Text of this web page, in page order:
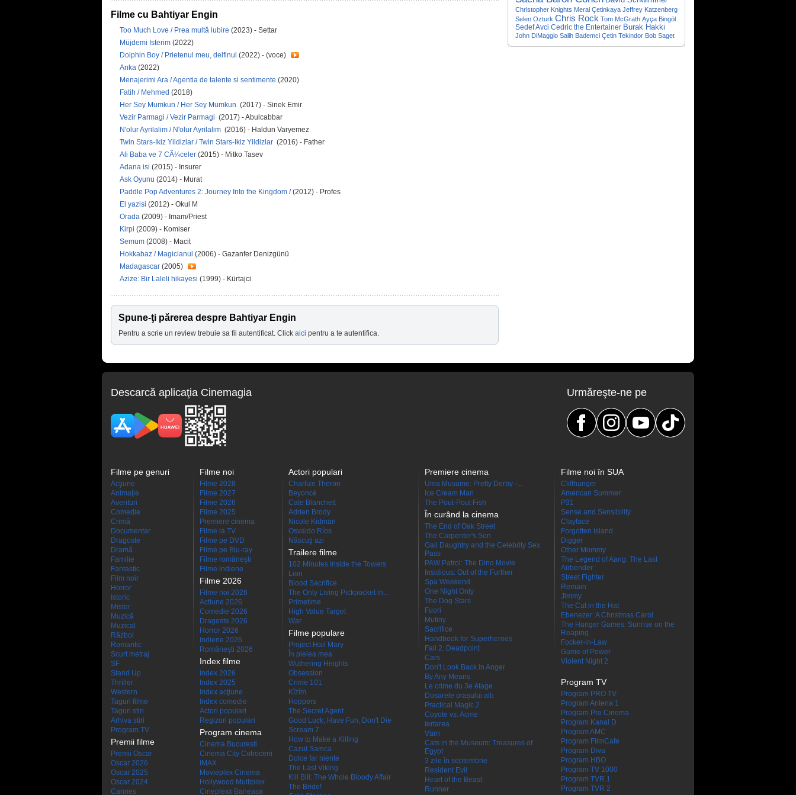
Filme cu Bahtiyar Engin
Too Much Love / Prea multă iubire (2023) - Settar
Müjdemi Isterim (2022)
Dolphin Boy / Prietenul meu, delfinul (2022) - (voce)
Anka (2022)
Menajerimi Ara / Agentia de talente si sentimente (2020)
Fatih / Mehmed (2018)
Her Sey Mumkun / Her Sey Mumkun (2017) - Sinek Emir
Vezir Parmagi / Vezir Parmagi (2017) - Abulcabbar
N'olur Ayrilalim / N'olur Ayrilalim (2016) - Haldun Varyemez
Twin Stars-Ikiz Yildizlar / Twin Stars-Ikiz Yildizlar (2016) - Father
Ali Baba ve 7 CÃ¼celer (2015) - Mitko Tasev
Adana isi (2015) - Insurer
Ask Oyunu (2014) - Murat
Paddle Pop Adventures 2: Journey Into the Kingdom /(2012) - Profes
El yazisi (2012) - Okul M
Orada (2009) - Imam/Priest
Kirpi (2009) - Komiser
Semum (2008) - Macit
Hokkabaz / Magicianul (2006) - Gazanfer Denizgünü
Madagascar (2005)
Azize: Bir Laleli hikayesi (1999) - Kürtajci
Spune-ţi părerea despre Bahtiyar Engin
Pentru a scrie un review trebuie sa fii autentificat. Click aici pentru a te autentifica.
Christopher Knights Meral Çetinkaya Jeffrey Katzenberg
Selen Ozturk Chris Rock Tom McGrath Ayça Bingöl
Sedef Avci Cedric the Entertainer Burak Hakki
John DiMaggio Salih Bademci Çetin Tekindor Bob Saget
Descarcă aplicaţia Cinemagia Urmăreşte-ne pe
Filme pe genuri
Acţiune
Animaţie
Aventuri
Comedie
Crimă
Documentar
Dragoste
Dramă
Familie
Fantastic
Film noir
Horror
Istoric
Mister
Muzică
Muzical
Război
Romantic
Scurt metraj
SF
Stand Up
Thriller
Western
Taguri filme
Taguri stiri
Arhiva stiri
Program TV
Premii filme
Premii Oscar
Oscar 2026
Oscar 2025
Oscar 2024
Cannes
Filme noi
Filme 2028
Filme 2027
Filme 2026
Filme 2025
Premiere cinema
Filme la TV
Filme pe DVD
Filme pe Blu-ray
Filme româneşti
Filme indiene
Filme 2026
Filme noi 2026
Actiune 2026
Comedie 2026
Dragoste 2026
Horror 2026
Indiene 2026
Româneşti 2026
Index filme
Index 2026
Index 2025
Index acţiune
Index comedie
Actori populari
Regizori populari
Program cinema
Cinema Bucuresti
Cinema City Cotroceni
IMAX
Movieplex Cinema
Hollywood Multiplex
Cineplexx Baneasa
Actori populari
Charlize Theron
Beyoncé
Cate Blanchett
Adrien Brody
Nicole Kidman
Osvaldo Ríos
Născuţi azi
Trailere filme
102 Minutes Inside the Towers
Lion
Blood Sacrifice
The Only Living Pickpocket in...
Primetime
High Value Target
War
Filme populare
Project Hail Mary
În pielea mea
Wuthering Heights
Obsession
Crime 101
Kîzîm
Hoppers
The Secret Agent
Good Luck, Have Fun, Don't Die
Scream 7
How to Make a Killing
Cazul Samca
Dolce far niente
The Last Viking
Kill Bill: The Whole Bloody Affair
The Bride!
Premiere cinema
Uma Musume: Pretty Derby -...
Ice Cream Man
The Pout-Pout Fish
În curând la cinema
The End of Oak Street
The Carpenter's Son
Gail Daughtry and the Celebrity Sex
Pass
PAW Patrol: The Dino Movie
Insidious: Out of the Further
Spa Weekend
One Night Only
The Dog Stars
Fuori
Mutiny
Sacrifice
Handbook for Superheroes
Fall 2: Deadpoint
Cars
Don't Look Back in Anger
By Any Means
Le crime du 3e étage
Dosarele orașului alb
Practical Magic 2
Coyote vs. Acme
Iertarea
Värn
Cats in the Museum: Treasures of
Egypt
3 zile în septembrie
Resident Evil
Heart of the Beast
Runner
Filme noi în SUA
Cliffhanger
American Summer
P31
Sense and Sensibility
Clayface
Forgotten Island
Digger
Other Mommy
The Legend of Aang: The Last
Airbender
Street Fighter
Remain
Jimmy
The Cat in the Hat
Ebenezer: A Christmas Carol
The Hunger Games: Sunrise on the
Reaping
Focker-in-Law
Game of Power
Violent Night 2
Program TV
Program PRO TV
Program Antena 1
Program Pro Cinema
Program Kanal D
Program AMC
Program FilmCafe
Program Diva
Program HBO
Program TV 1000
Program TVR 1
Program TVR 2